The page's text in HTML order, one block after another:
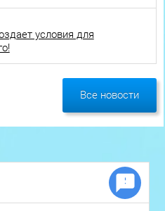
условия для
Все новости